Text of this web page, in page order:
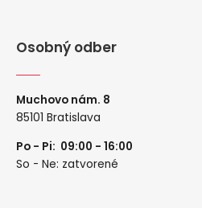
Osobný odber
Muchovo nám. 8
85101 Bratislava
Po - Pi: 09:00 - 16:00
So - Ne: zatvorené